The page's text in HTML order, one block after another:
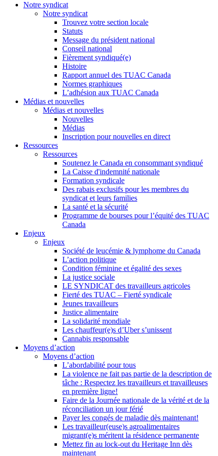
Notre syndicat
Notre syndicat
Trouvez votre section locale
Statuts
Message du président national
Conseil national
Fièrement syndiqué(e)
Histoire
Rapport annuel des TUAC Canada
Normes graphiques
L’adhésion aux TUAC Canada
Médias et nouvelles
Médias et nouvelles
Nouvelles
Médias
Inscription pour nouvelles en direct
Ressources
Ressources
Soutenez le Canada en consommant syndiqué
La Caisse d'indemnité nationale
Formation syndicale
Des rabais exclusifs pour les membres du
syndicat et leurs families
La santé et la sécurité
Programme de bourses pour l’équité des TUAC
Canada
Enjeux
Enjeux
Société de leucémie & lymphome du Canada
L’action politique
Condition féminine et égalité des sexes
La justice sociale
LE SYNDICAT des travailleurs agricoles
Fierté des TUAC – Fierté syndicale
Jeunes travailleurs
Justice alimentaire
La solidarité mondiale
Les chauffeur(e)s d’Uber s’unissent
Cannabis responsable
Moyens d’action
Moyens d’action
L’abordabilité pour tous
La violence ne fait pas partie de la description de
tâche : Respectez les travailleurs et travailleuses
en première ligne!
Faire de la Journée nationale de la vérité et de la
réconciliation un jour férié
Payer les congés de maladie dès maintenant!
Les travailleur(euse)s agroalimentaires
migrant(e)s méritent la résidence permanente
Mettez fin au lock-out du Heritage Inn dès
maintenant